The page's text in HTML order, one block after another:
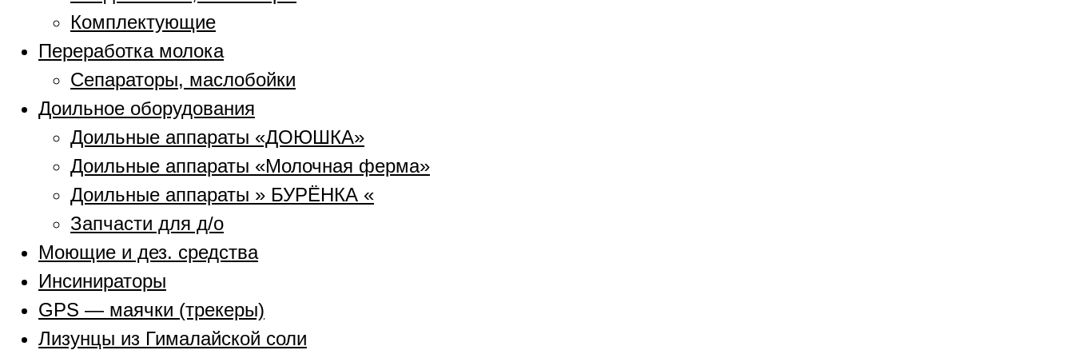
Комплектующие
Переработка молока
Сепараторы, маслобойки
Доильное оборудования
Доильные аппараты «ДОЮШКА»
Доильные аппараты «Молочная ферма»
Доильные аппараты » БУРЁНКА «
Запчасти для д/о
Моющие и дез. средства
Инсинираторы
GPS — маячки (трекеры)
Лизунцы из Гималайской соли